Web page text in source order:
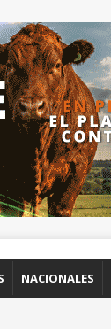
NACIONALES